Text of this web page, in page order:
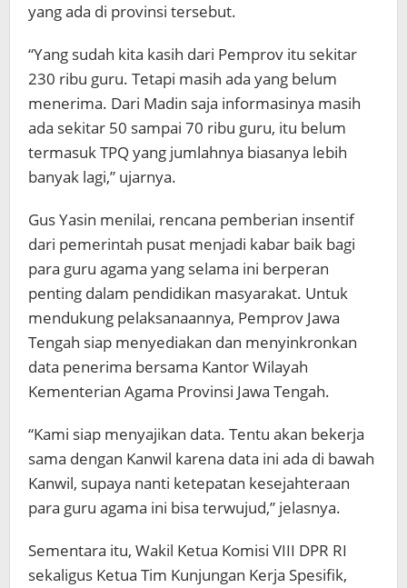
yang ada di provinsi tersebut.
“Yang sudah kita kasih dari Pemprov itu sekitar
230 ribu guru. Tetapi masih ada yang belum
menerima. Dari Madin saja informasinya masih
ada sekitar 50 sampai 70 ribu guru, itu belum
termasuk TPQ yang jumlahnya biasanya lebih
banyak lagi,” ujarnya.
Gus Yasin menilai, rencana pemberian insentif
dari pemerintah pusat menjadi kabar baik bagi
para guru agama yang selama ini berperan
penting dalam pendidikan masyarakat. Untuk
mendukung pelaksanaannya, Pemprov Jawa
Tengah siap menyediakan dan menyinkronkan
data penerima bersama Kantor Wilayah
Kementerian Agama Provinsi Jawa Tengah.
“Kami siap menyajikan data. Tentu akan bekerja
sama dengan Kanwil karena data ini ada di bawah
Kanwil, supaya nanti ketepatan kesejahteraan
para guru agama ini bisa terwujud,” jelasnya.
Sementara itu, Wakil Ketua Komisi VIII DPR RI
sekaligus Ketua Tim Kunjungan Kerja Spesifik,